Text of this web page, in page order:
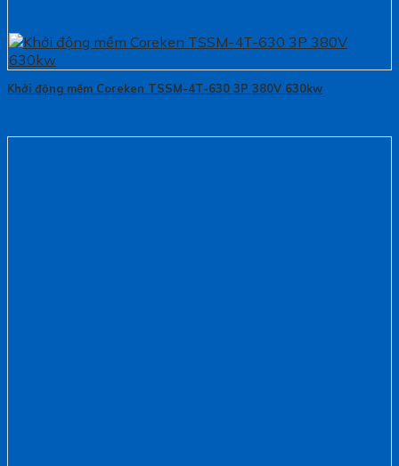
Khởi động mềm Coreken TSSM-4T-630 3P 380V 630kw